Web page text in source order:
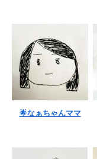
🌟なぁちゃんママ